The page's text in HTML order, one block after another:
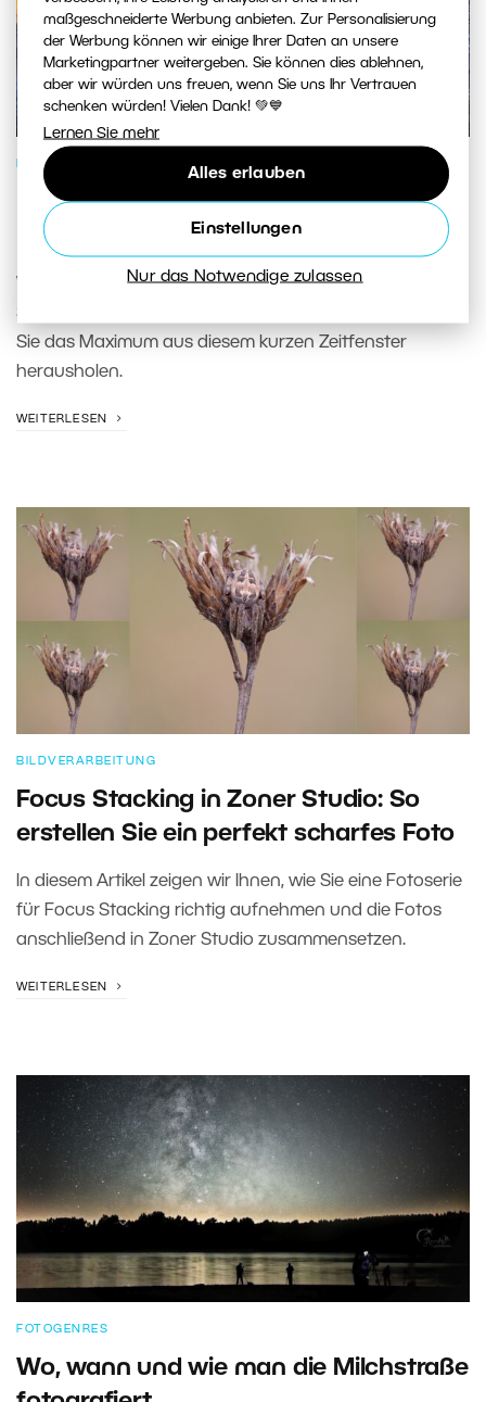
maßgeschneiderte Werbung anbieten. Zur Personalisierung
der Werbung können wir einige Ihrer Daten an unsere
Marketingpartner weitergeben. Sie können dies ablehnen,
aber wir würden uns freuen, wenn Sie uns Ihr Vertrauen
schenken würden! Vielen Dank! 💚💙
Lernen Sie mehr
Alles erlauben
Einstellungen
Nur das Notwendige zulassen
FOTOSCHULE
Blaue Stunde: So machen Sie das
Beste aus ihr
Wir zeigen Ihnen, wie Sie während der blauen Stunde
Stadt, Landschaft und Porträts fotografieren und wie
Sie das Maximum aus diesem kurzen Zeitfenster
herausholen.
WEITERLESEN
BILDVERARBEITUNG
Focus Stacking in Zoner Studio: So
erstellen Sie ein perfekt scharfes Foto
In diesem Artikel zeigen wir Ihnen, wie Sie eine Fotoserie
für Focus Stacking richtig aufnehmen und die Fotos
anschließend in Zoner Studio zusammensetzen.
WEITERLESEN
FOTOGENRES
Wo, wann und wie man die Milchstraße